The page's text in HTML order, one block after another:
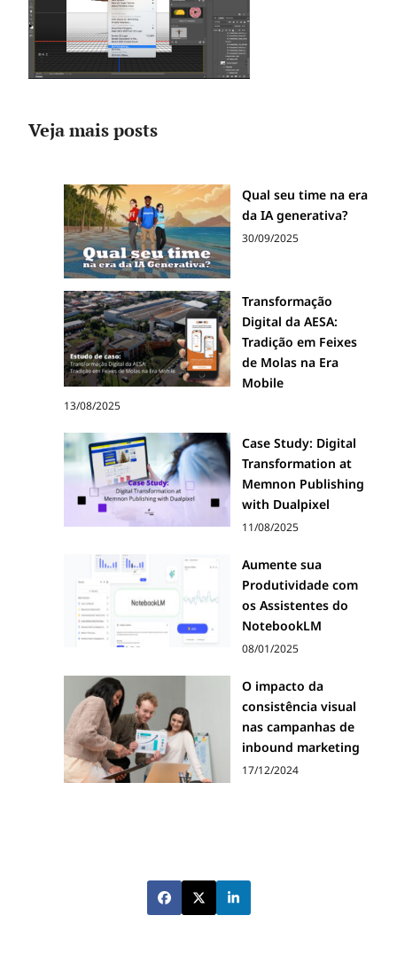
Veja mais posts
Qual seu time na era
da IA generativa?
30/09/2025
Transformação
Digital da AESA:
Tradição em Feixes
de Molas na Era
Mobile
13/08/2025
Case Study: Digital
Transformation at
Memnon Publishing
with Dualpixel
11/08/2025
Aumente sua
Produtividade com
os Assistentes do
NotebookLM
08/01/2025
O impacto da
consistência visual
nas campanhas de
inbound marketing
17/12/2024